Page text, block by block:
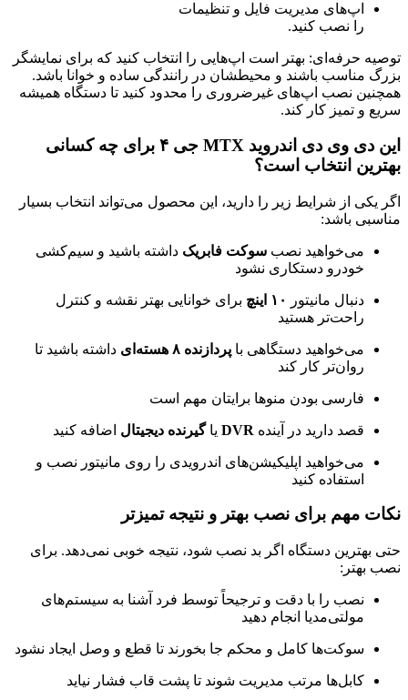
اپ‌های مدیریت فایل و تنظیمات
را نصب کنید.
توصیه حرفه‌ای: بهتر است اپ‌هایی را انتخاب کنید که برای نمایشگر
بزرگ مناسب باشند و محیطشان در رانندگی ساده و خوانا باشد.
همچنین نصب اپ‌های غیرضروری را محدود کنید تا دستگاه همیشه
سریع و تمیز کار کند.
این دی وی دی اندروید MTX جی ۴ برای چه کسانی
بهترین انتخاب است؟
اگر یکی از شرایط زیر را دارید، این محصول می‌تواند انتخاب بسیار
مناسبی باشد:
می‌خواهید نصب سوکت فابریک داشته باشید و سیم‌کشی
خودرو دستکاری نشود
دنبال مانیتور ۱۰ اینچ
برای خوانایی بهتر نقشه و کنترل
راحت‌تر هستید
می‌خواهید دستگاهی با پردازنده ۸ هسته‌ای
داشته باشید تا
روان‌تر کار کند
فارسی بودن منوها برایتان مهم است
قصد دارید در آینده DVR یاگیرنده دیجیتال اضافه کنید
می‌خواهید اپلیکیشن‌های اندرویدی را روی مانیتور نصب و
استفاده کنید
نکات مهم برای نصب بهتر و نتیجه تمیزتر
حتی بهترین دستگاه اگر بد نصب شود، نتیجه خوبی نمی‌دهد. برای
نصب بهتر:
نصب را با دقت و ترجیحاً توسط فرد آشنا به سیستم‌های
مولتی‌مدیا انجام دهید
سوکت‌ها کامل و محکم جا بخورند تا قطع و وصل ایجاد نشود
کابل‌ها مرتب مدیریت شوند تا پشت قاب فشار نیاید